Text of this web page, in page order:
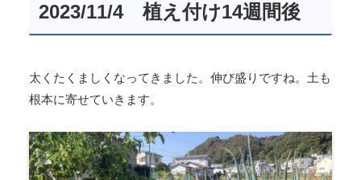
2023/11/4 植え付け14週間後
太くたくましくなってきました。伸び盛りですね。土も
根本に寄せていきます。